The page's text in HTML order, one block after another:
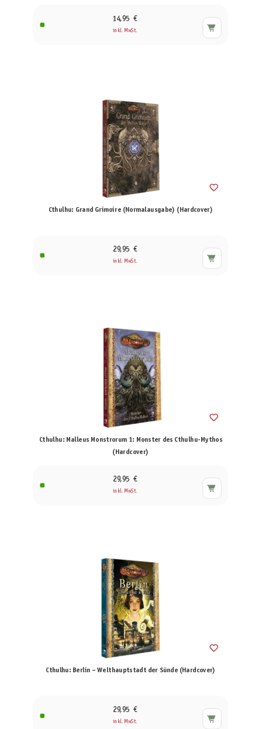
14,95 €
inkl. MwSt.
Cthulhu: Grand Grimoire (Normalausgabe) (Hardcover)
29,95 €
inkl. MwSt.
Cthulhu: Malleus Monstrorum 1: Monster des Cthulhu-Mythos
(Hardcover)
29,95 €
inkl. MwSt.
Cthulhu: Berlin – Welthauptstadt der Sünde (Hardcover)
29,95 €
inkl. MwSt.